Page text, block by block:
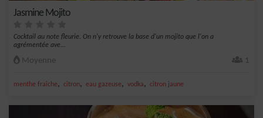
Jasmine Mojito
Cocktail au note fleurie. On n'y retrouve la base d'un mojito que l'on a
agrémentée ave...
Moyenne 1
menthe fraîche, citron, eau gazeuse, vodka, citron jaune